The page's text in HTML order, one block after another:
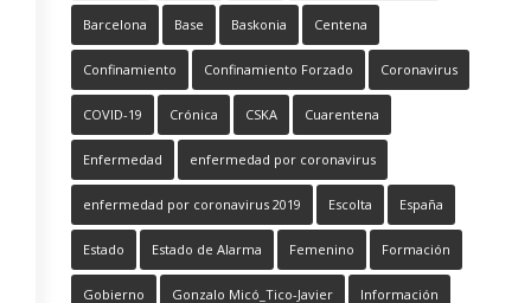
Barcelona Base Baskonia Centena
Confinamiento Confinamiento Forzado Coronavirus
COVID-19 Crónica CSKA Cuarentena
Enfermedad enfermedad por coronavirus
enfermedad por coronavirus 2019 Escolta España
Estado Estado de Alarma Femenino Formación
Gobierno Gonzalo Micó_Tico-Javier Información